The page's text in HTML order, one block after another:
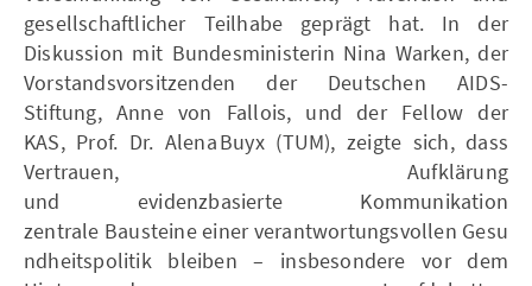
gesellschaftlicher Teilhabe geprägt hat. In der
Diskussion mit Bundesministerin Nina Warken, der
Vorstandsvorsitzenden der Deutschen AIDS-
Stiftung, Anne von Fallois, und der Fellow der
KAS, Prof. Dr. Alena Buyx (TUM), zeigte sich, dass
Vertrauen, Aufklärung
und evidenzbasierte Kommunikation
zentrale Bausteine einer verantwortungsvollen Gesu
ndheitspolitik bleiben – insbesondere vor dem